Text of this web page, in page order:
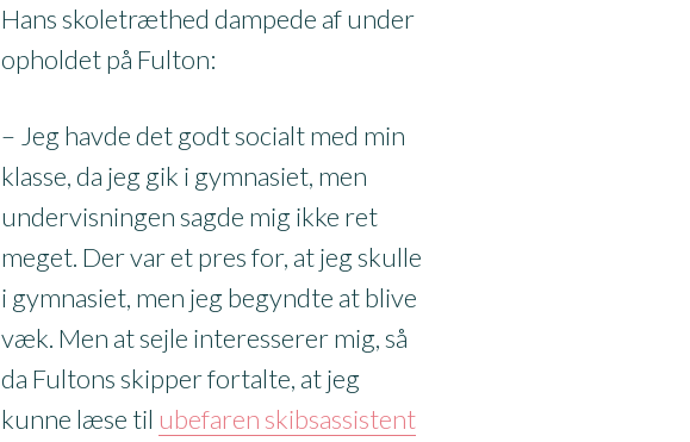
Hans skoletræthed dampede af under
opholdet på Fulton:
– Jeg havde det godt socialt med min
klasse, da jeg gik i gymnasiet, men
undervisningen sagde mig ikke ret
meget. Der var et pres for, at jeg skulle
i gymnasiet, men jeg begyndte at blive
væk. Men at sejle interesserer mig, så
da Fultons skipper fortalte, at jeg
kunne læse til ubefaren skibsassistent